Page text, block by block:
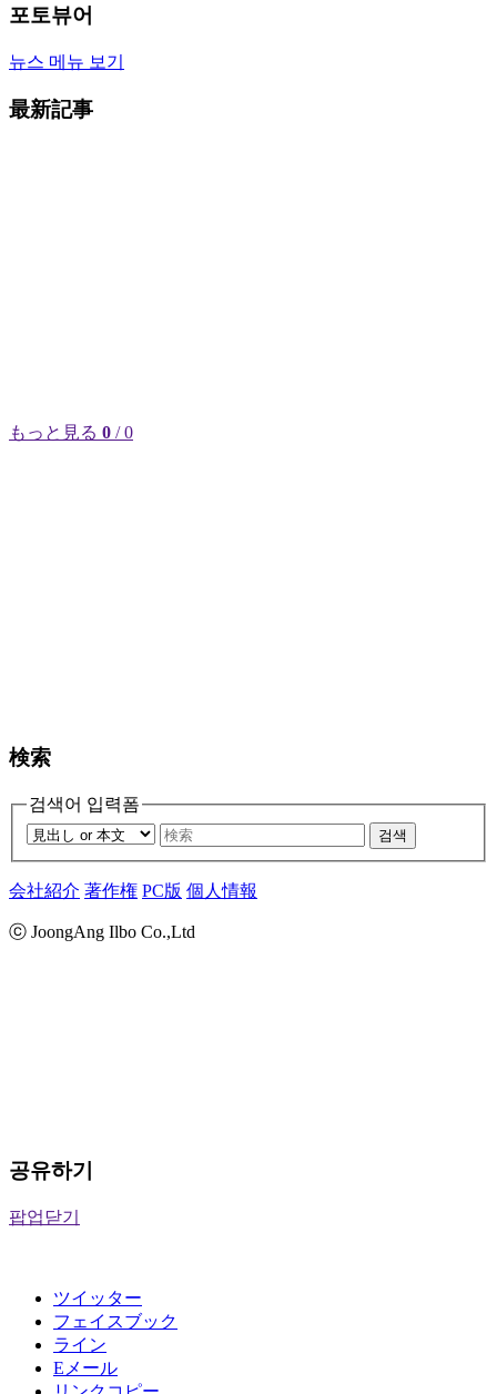
포토뷰어
뉴스 메뉴 보기
最新記事
もっと見る 0 / 0
検索
검색어 입력폼
검색
会社紹介 著作権 PC版 個人情報
ⓒ JoongAng Ilbo Co.,Ltd
공유하기
팝업닫기
ツイッター
フェイスブック
ライン
Eメール